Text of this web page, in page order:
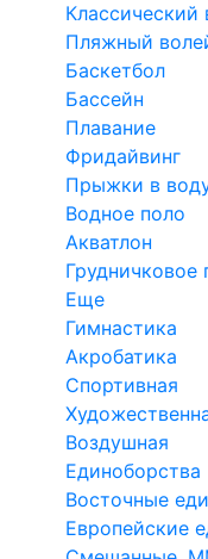
Классический
Пляжный
Баскетбол
Бассейн
Плавание
Фридайвинг
Прыжки в
Водное поло
Акватлон
Грудничковое
Еще
Гимнастика
Акробатика
Спортивная
Воздушная
Единоборства
Восточные
Европейские